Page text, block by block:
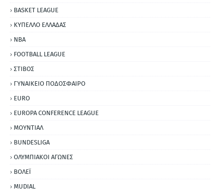
BASKET LEAGUE
ΚΥΠΕΛΛΟ ΕΛΛΑΔΑΣ
NBA
FOOTBALL LEAGUE
ΣΤΙΒΟΣ
ΓΥΝΑΙΚΕΙΟ ΠΟΔΟΣΦΑΙΡΟ
EURO
EUROPA CONFERENCE LEAGUE
ΜΟΥΝΤΙΑΛ
BUNDESLIGA
ΟΛΥΜΠΙΑΚΟΙ ΑΓΩΝΕΣ
ΒΟΛΕΪ
MUDIAL